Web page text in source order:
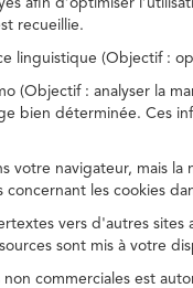
afin d’optimiser
recueillie.
linguistique (Objectif :
(Objectif : analyser la
bien déterminée. Ces
votre navigateur, mais
les cookies
vers d'autres sites
sont mis à votre
commerciales est